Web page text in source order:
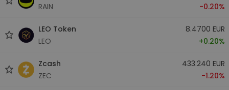
RAIN
-0.20%
LEO Token
LEO
8.4700 EUR
+0.20%
Zcash
ZEC
433.240 EUR
-1.20%